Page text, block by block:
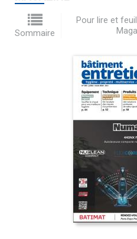
Sommaire
Pour lire et